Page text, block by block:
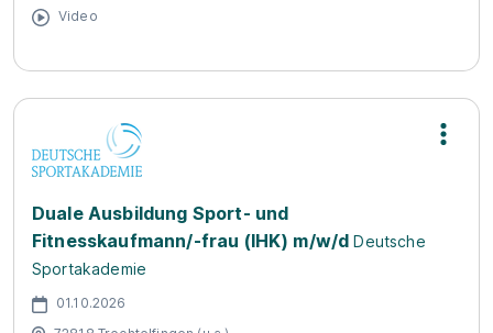
Video
Duale Ausbildung Sport- und
Fitnesskaufmann/-frau (IHK) m/w/d Deutsche
Sportakademie
01.10.2026